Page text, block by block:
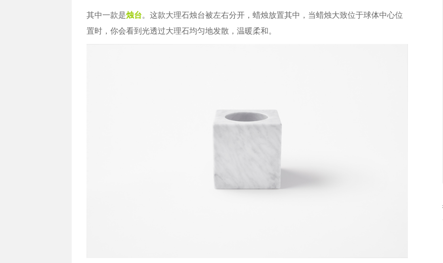
其中一款是烛台。这款大理石烛台被左右分开，蜡烛放置其中，当蜡烛大致位于球体中心位
置时，你会看到光透过大理石均匀地发散，温暖柔和。